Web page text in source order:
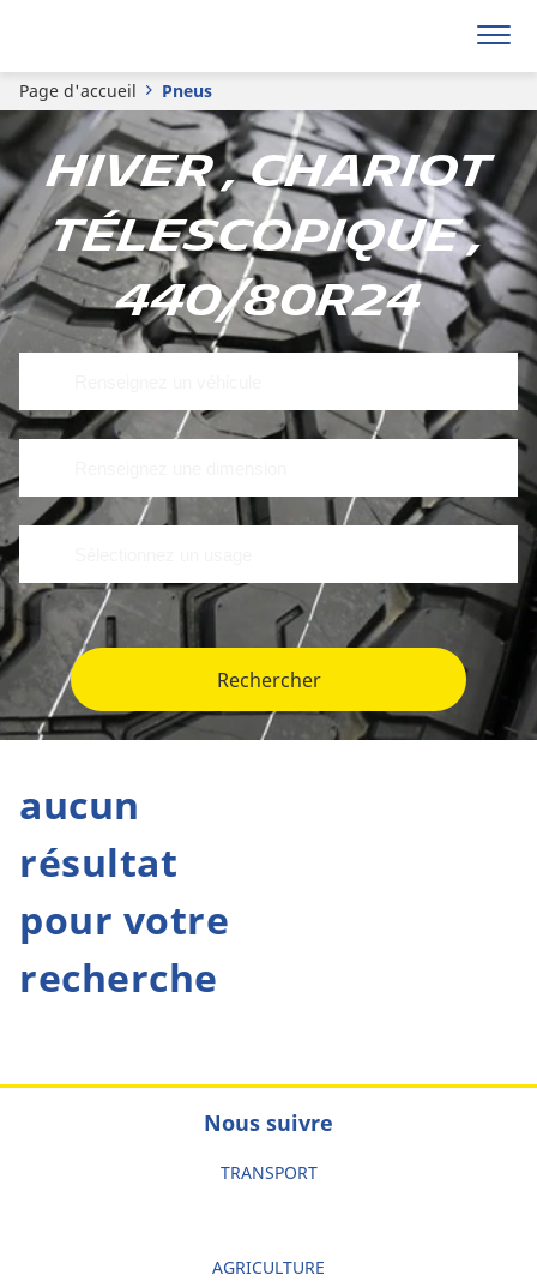
Page d'accueil Pneus
Hiver , Chariot
télescopique ,
440/80R24
Rechercher
aucun
résultat
pour votre
recherche
Nous suivre
TRANSPORT
AGRICULTURE